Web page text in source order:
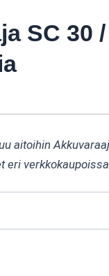
SC 30
aitoihin
eri